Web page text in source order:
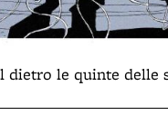
dietro le quinte delle